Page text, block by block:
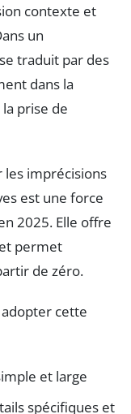
contexte et
un
traduit par des
dans la
prise de
les imprécisions
est une force
2025. Elle offre
permet
de zéro.
cette
et large
spécifiques et